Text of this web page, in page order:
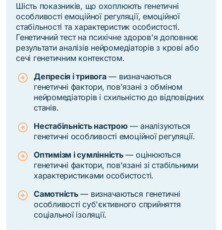
Шість показників, що охоплюють генетичні
особливості емоційної регуляції, емоційної
стабільності та характеристик особистості.
Генетичний тест на психічне здоров'я доповнює
результати аналізів нейромедіаторів з крові або
сечі генетичним контекстом.
Депресія і тривога— визначаються
генетичні фактори, пов'язані з обміном
нейромедіаторів і схильністю до відповідних
станів.
Нестабільність настрою— аналізуються
генетичні особливості емоційної регуляції.
Оптимізм і сумлінність— оцінюються
генетичні фактори, пов'язані зі стабільними
характеристиками особистості.
Самотність— визначаються генетичні
особливості суб'єктивного сприйняття
соціальної ізоляції.